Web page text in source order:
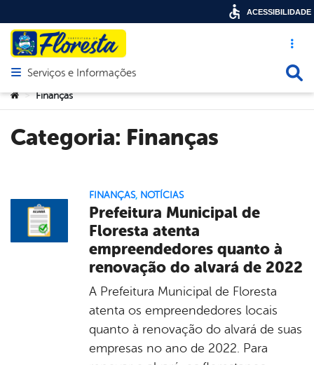
Acesso
Abrir menu principal de navegação
Serviços e Informações
Você está aqui:
> Finanças
Categoria: Finanças
FINANÇAS, NOTÍCIAS
Prefeitura Municipal de
Floresta atenta
empreendedores quanto à
renovação do alvará de 2022
A Prefeitura Municipal de Floresta
atenta os empreendedores locais
quanto à renovação do alvará de suas
empresas no ano de 2022. Para
ACESSIBILIDADE